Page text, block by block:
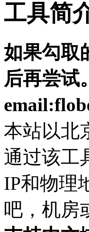
工具简
如果勾取
后再尝试
本站以北
通过该工
IP和物理
吧，机房